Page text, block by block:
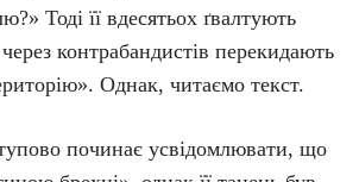
Тоді її вдесятьох ґвалтують
через контрабандистів перекидають
Однак, читаємо текст.
починає усвідомлювати, що